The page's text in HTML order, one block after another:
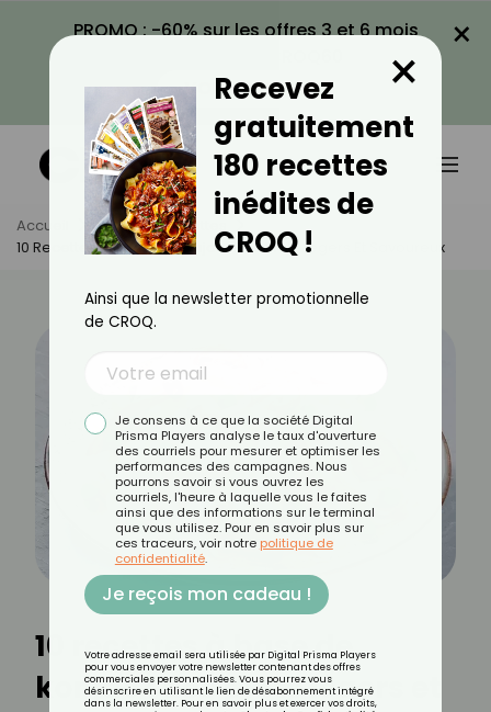
PROMO : -60% sur les offres 3 et 6 mois
VOIR LA PROMO
×
Accueil Actus
Recettes
10 Recettes À Base De Konjac : Des Plats Légers Et Savoureux
10 recettes à base de
konjac : des plats légers et
Recevez
gratuitement
180 recettes
inédites de
CROQ !
×
Ainsi que la newsletter promotionnelle
de CROQ.
Je consens à ce que la société Digital
Prisma Players analyse le taux d'ouverture
des courriels pour mesurer et optimiser les
performances des campagnes. Nous
pourrons savoir si vous ouvrez les
courriels, l'heure à laquelle vous le faites
ainsi que des informations sur le terminal
que vous utilisez. Pour en savoir plus sur
ces traceurs, voir notre politique de
confidentialité.
Je reçois mon cadeau !
Votre adresse email sera utilisée par Digital Prisma Players
pour vous envoyer votre newsletter contenant des offres
commerciales personnalisées. Vous pourrez vous
désinscrire en utilisant le lien de désabonnement intégré
dans la newsletter. Pour en savoir plus et exercer vos droits,